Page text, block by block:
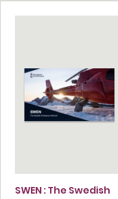
SWEN : The Swedish